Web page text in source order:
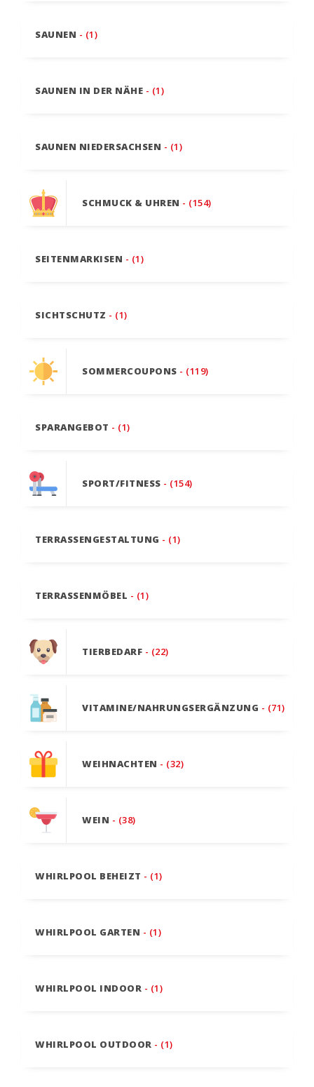
SAUNEN - (1)
SAUNEN IN DER NÄHE - (1)
SAUNEN NIEDERSACHSEN - (1)
SCHMUCK & UHREN - (154)
SEITENMARKISEN - (1)
SICHTSCHUTZ - (1)
SOMMERCOUPONS - (119)
SPARANGEBOT - (1)
SPORT/FITNESS - (154)
TERRASSENGESTALTUNG - (1)
TERRASSENMÖBEL - (1)
TIERBEDARF - (22)
VITAMINE/NAHRUNGSERGÄNZUNG - (71)
WEIHNACHTEN - (32)
WEIN - (38)
WHIRLPOOL BEHEIZT - (1)
WHIRLPOOL GARTEN - (1)
WHIRLPOOL INDOOR - (1)
WHIRLPOOL OUTDOOR - (1)